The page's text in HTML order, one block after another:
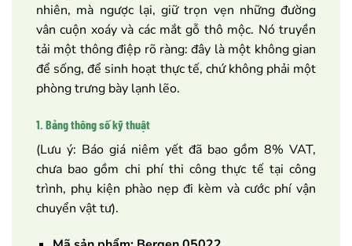
nhiên, mà ngược lại, giữ trọn vẹn những đường
vân cuộn xoáy và các mắt gỗ thô mộc. Nó truyền
tải một thông điệp rõ ràng: đây là một không gian
để sống, để sinh hoạt thực tế, chứ không phải một
phòng trưng bày lạnh lẽo.
1. Bảng thông số kỹ thuật
(Lưu ý: Báo giá niêm yết đã bao gồm 8% VAT,
chưa bao gồm chi phí thi công thực tế tại công
trình, phụ kiện phào nẹp đi kèm và cước phí vận
chuyển vật tư).